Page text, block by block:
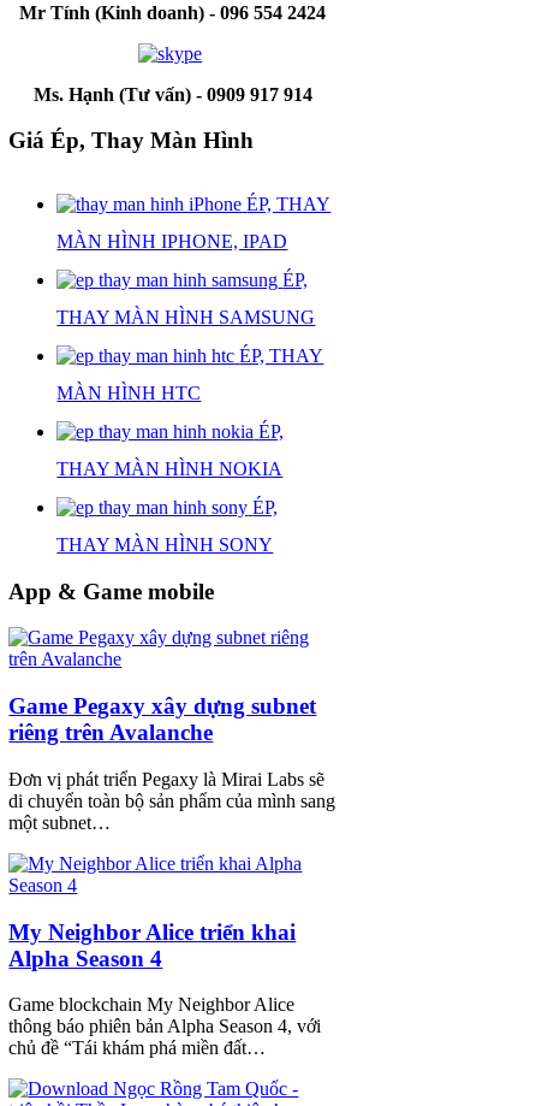
Mr Tính (Kinh doanh) - 096 554 2424
Ms. Hạnh (Tư vấn) - 0909 917 914
Giá Ép, Thay Màn Hình
ÉP, THAY
MÀN HÌNH IPHONE, IPAD
ÉP,
THAY MÀN HÌNH SAMSUNG
ÉP, THAY
MÀN HÌNH HTC
ÉP,
THAY MÀN HÌNH NOKIA
ÉP,
THAY MÀN HÌNH SONY
App & Game mobile
Game Pegaxy xây dựng subnet
riêng trên Avalanche
Đơn vị phát triển Pegaxy là Mirai Labs sẽ
di chuyển toàn bộ sản phẩm của mình sang
một subnet…
My Neighbor Alice triển khai
Alpha Season 4
Game blockchain My Neighbor Alice
thông báo phiên bản Alpha Season 4, với
chủ đề “Tái khám phá miền đất…